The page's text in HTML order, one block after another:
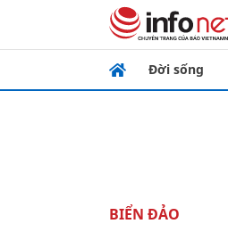
Đời sống
BIỂN ĐẢO